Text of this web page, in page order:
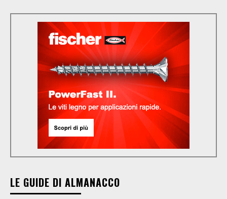
LE GUIDE DI ALMANACCO